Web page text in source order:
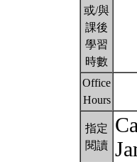
或/與
課後
學習
時數
Office
Hours
指定
閱讀